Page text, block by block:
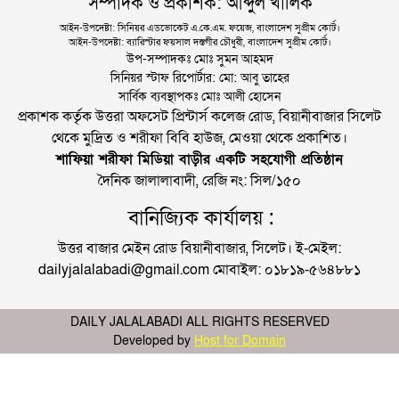
আইন-উপদেষ্টা: সিনিয়র এডভোকেট এ.কে.এম. ফয়েজ, বাংলাদেশ সুপ্রীম কোর্ট।
আইন-উপদেষ্টা: ব্যারিস্টার ফয়সাল দস্তগীর চৌধুরী, বাংলাদেশ সুপ্রীম কোর্ট।
উপ-সম্পাদকঃ মোঃ সুমন আহমদ
সিনিয়র স্টাফ রিপোর্টার: মো: আবু তাহের
সার্বিক ব্যবস্থাপকঃ মোঃ আলী হোসেন
প্রকাশক কর্তৃক উত্তরা অফসেট প্রিন্টার্স কলেজ রোড, বিয়ানীবাজার সিলেট
থেকে মুদ্রিত ও শরীফা বিবি হাউজ, মেওয়া থেকে প্রকাশিত।
শাফিয়া শরীফা মিডিয়া বাড়ীর একটি সহযোগী প্রতিষ্ঠান
দৈনিক জালালাবাদী, রেজি নং: সিল/১৫০
বানিজ্যিক কার্যালয় :
উত্তর বাজার মেইন রোড বিয়ানীবাজার, সিলেট। ই-মেইল:
dailyjalalabadi@gmail.com মোবাইল: ০১৮১৯-৫৬৪৮৮১
DAILY JALALABADI ALL RIGHTS RESERVED
Developed by Host for Domain